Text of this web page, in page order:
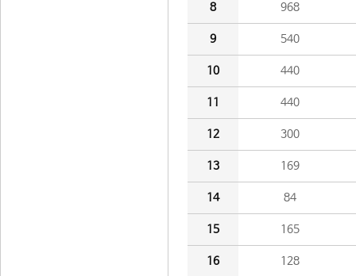
8 968
9 540
10 440
11 440
12 300
13 169
14 84
15 165
16 128